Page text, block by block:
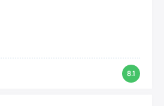
8.1